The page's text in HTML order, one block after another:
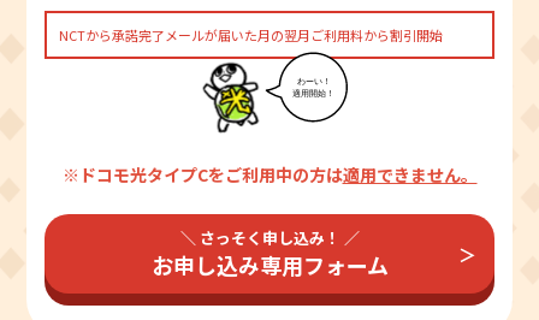
NCTから承諾完了メールが届いた月の翌月ご利用料から割引開始
※ドコモ光タイプCをご利用中の方は適用できません。
＼ さっそく申し込み！ ／
お申し込み専用フォーム